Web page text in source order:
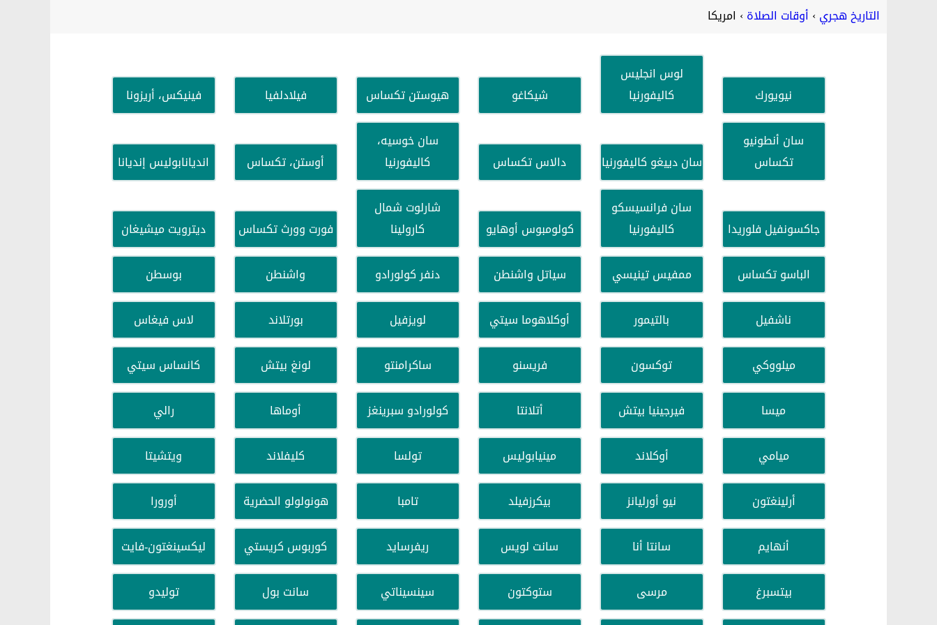
التاريخ هجري أوقات الصلاة امريكا
نيويورك
لوس انجليس
كاليفورنيا
شيكاغو هيوستن تكساس فيلادلفيا فينيكس، أريزونا
سان أنطونيو
تكساس
سان دييغو كاليفورنيا دالاس تكساس
سان خوسيه،
كاليفورنيا
أوستن، تكساس انديانابوليس إنديانا
جاكسونفيل فلوريدا
سان فرانسيسكو
كاليفورنيا
كولومبوس أوهايو
شارلوت شمال
كارولينا
فورت وورث تكساس ديترويت ميشيغان
الباسو تكساس ممفيس تينيسي سياتل واشنطن دنفر كولورادو واشنطن بوسطن
ناشفيل بالتيمور أوكلاهوما سيتي لويزفيل بورتلاند لاس فيغاس
ميلووكي توكسون فريسنو ساكرامنتو لونغ بيتش كانساس سيتي
ميسا فيرجينيا بيتش أتلانتا كولورادو سبرينغز أوماها رالي
ميامي أوكلاند مينيابوليس تولسا كليفلاند ويتشيتا
أرلينغتون نيو أورليانز بيكرزفيلد تامبا هونولولو الحضرية أورورا
أنهايم سانتا أنا سانت لويس ريفرسايد كوربوس كريستي ليكسينغتون-فايت
بيتسبرغ مرسى ستوكتون سينسيناتي سانت بول توليدو